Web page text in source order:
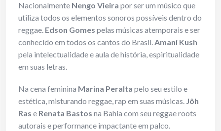
Nacionalmente Nengo Vieira por ser um músico que
utiliza todos os elementos sonoros possíveis dentro do
reggae. Edson Gomes pelas músicas atemporais e ser
conhecido em todos os cantos do Brasil.Amani Kush
pela intelectualidade e aula de história, espiritualidade
em suas letras.
Na cena feminina Marina Peralta pelo seu estilo e
estética, misturando reggae, rap em suas músicas. Jôh
Ras e Renata Bastos na Bahia com seu reggae roots
autorais e performance impactante em palco.